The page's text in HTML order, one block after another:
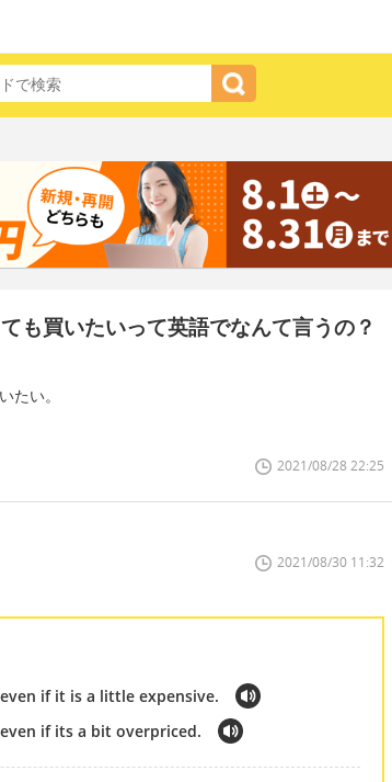
も買いたいって英語でなんて言うの？
たい。
2021/08/28 22:25
2021/08/30 11:32
if it is a little expensive.
if its a bit overpriced.